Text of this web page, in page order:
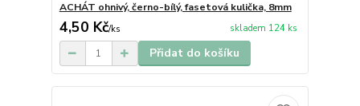
ACHÁT ohnivý, černo-bílý, fasetová kulička, 8mm
4,50 Kč/ks skladem 124 ks
Přidat do košíku